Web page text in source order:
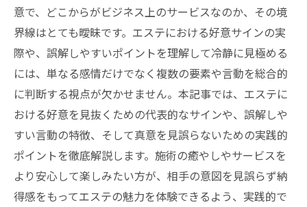
意で、どこからがビジネス上のサービスなのか、その境
界線はとても曖昧です。エステにおける好意サインの実
際や、誤解しやすいポイントを理解して冷静に見極める
には、単なる感情だけでなく複数の要素や言動を総合的
に判断する視点が欠かせません。本記事では、エステに
おける好意を見抜くための代表的なサインや、誤解しや
すい言動の特徴、そして真意を見誤らないための実践的
ポイントを徹底解説します。施術の癒やしやサービスを
より安心して楽しみたい方が、相手の意図を見誤らず納
得感をもってエステの魅力を体験できるよう、実践的で